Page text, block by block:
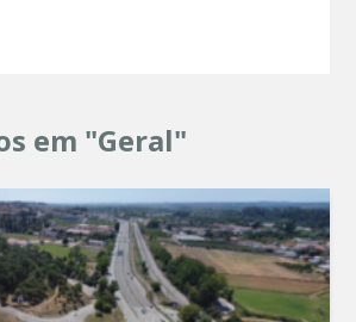
em "Geral"